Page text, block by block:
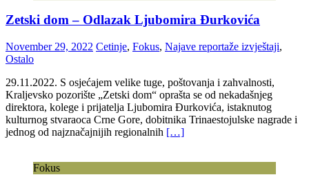
Zetski dom – Odlazak Ljubomira Đurkovića
November 29, 2022 Cetinje, Fokus, Najave reportaže izvještaji,
Ostalo
29.11.2022. S osjećajem velike tuge, poštovanja i zahvalnosti,
Kraljevsko pozorište „Zetski dom“ oprašta se od nekadašnjeg
direktora, kolege i prijatelja Ljubomira Đurkovića, istaknutog
kulturnog stvaraoca Crne Gore, dobitnika Trinaestojulske nagrade i
jednog od najznačajnijih regionalnih […]
Fokus